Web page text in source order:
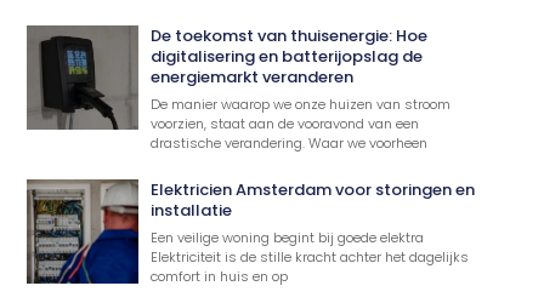
De toekomst van thuisenergie: Hoe
digitalisering en batterijopslag de
energiemarkt veranderen
De manier waarop we onze huizen van stroom
voorzien, staat aan de vooravond van een
drastische verandering. Waar we voorheen
Elektricien Amsterdam voor storingen en
installatie
Een veilige woning begint bij goede elektra
Elektriciteit is de stille kracht achter het dagelijks
comfort in huis en op